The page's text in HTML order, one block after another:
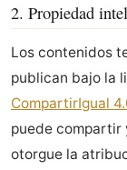
2. Propiedad
Los contenidos
publican bajo la
CompartirIgual
puede compartir
otorgue la